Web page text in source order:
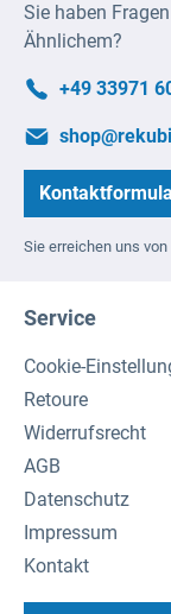
Sie haben
Ähnlichem?
+49 33971
Sie erreichen uns von
Service
Cookie-
Retoure
Widerrufsrecht
AGB
Datenschutz
Impressum
Kontakt